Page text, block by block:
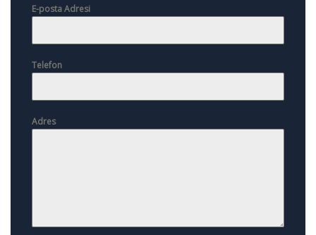
E-posta Adresi
Telefon
Adres